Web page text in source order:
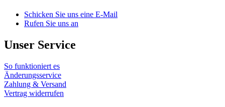
Schicken Sie uns eine E-Mail
Rufen Sie uns an
Unser Service
So funktioniert es
Änderungsservice
Zahlung & Versand
Vertrag widerrufen